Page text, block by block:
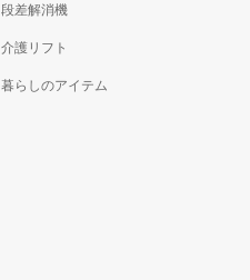
段差解消機
介護リフト
暮らしのアイテム